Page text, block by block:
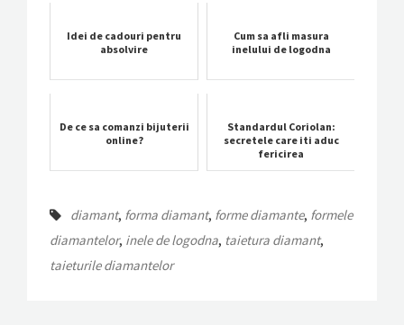
Idei de cadouri pentru
absolvire
Cum sa afli masura
inelului de logodna
De ce sa comanzi bijuterii
online?
Standardul Coriolan:
secretele care iti aduc
fericirea
diamant, forma diamant, forme diamante, formele
diamantelor, inele de logodna, taietura diamant,
taieturile diamantelor